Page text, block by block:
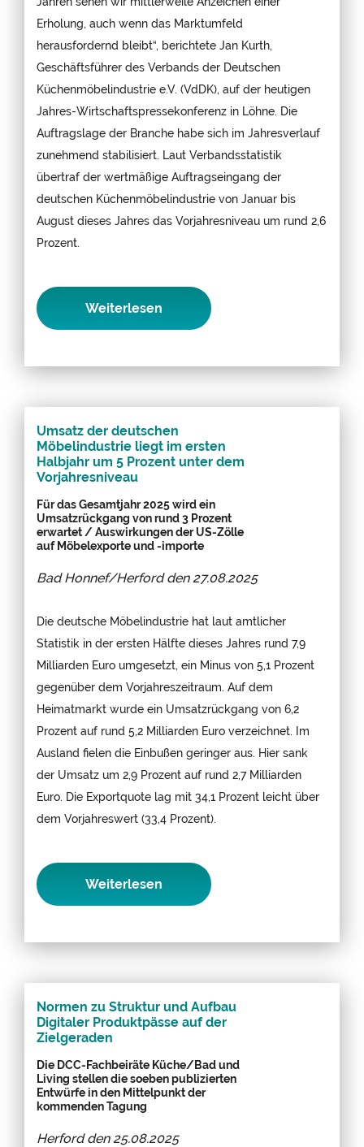
Erholung, auch wenn das Marktumfeld
herausfordernd bleibt“, berichtete Jan Kurth,
Geschäftsführer des Verbands der Deutschen
Küchenmöbelindustrie e.V. (VdDK), auf der heutigen
Jahres-Wirtschaftspressekonferenz in Löhne. Die
Auftragslage der Branche habe sich im Jahresverlauf
zunehmend stabilisiert. Laut Verbandsstatistik
übertraf der wertmäßige Auftragseingang der
deutschen Küchenmöbelindustrie von Januar bis
August dieses Jahres das Vorjahresniveau um rund 2,6
Prozent.
Weiterlesen
Umsatz der deutschen
Möbelindustrie liegt im ersten
Halbjahr um 5 Prozent unter dem
Vorjahresniveau
Für das Gesamtjahr 2025 wird ein
Umsatzrückgang von rund 3 Prozent
erwartet / Auswirkungen der US-Zölle
auf Möbelexporte und -importe
Bad Honnef/Herford den 27.08.2025
Die deutsche Möbelindustrie hat laut amtlicher
Statistik in der ersten Hälfte dieses Jahres rund 7,9
Milliarden Euro umgesetzt, ein Minus von 5,1 Prozent
gegenüber dem Vorjahreszeitraum. Auf dem
Heimatmarkt wurde ein Umsatzrückgang von 6,2
Prozent auf rund 5,2 Milliarden Euro verzeichnet. Im
Ausland fielen die Einbußen geringer aus. Hier sank
der Umsatz um 2,9 Prozent auf rund 2,7 Milliarden
Euro. Die Exportquote lag mit 34,1 Prozent leicht über
dem Vorjahreswert (33,4 Prozent).
Weiterlesen
Normen zu Struktur und Aufbau
Digitaler Produktpässe auf der
Zielgeraden
Die DCC-Fachbeiräte Küche/Bad und
Living stellen die soeben publizierten
Entwürfe in den Mittelpunkt der
kommenden Tagung
Herford den 25.08.2025